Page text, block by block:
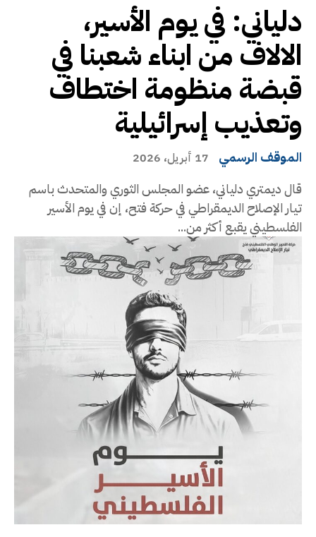
دلياني: في يوم الأسير،
الالاف من ابناء شعبنا في
قبضة منظومة اختطاف
وتعذيب إسرائيلية
الموقف الرسمي 17 أبريل، 2026
قال ديمتري دلياني، عضو المجلس الثوري والمتحدث باسم
تيار الإصلاح الديمقراطي في حركة فتح، إن في يوم الأسير
الفلسطيني يقبع أكثر من...